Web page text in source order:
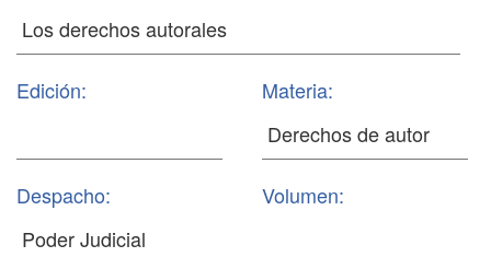
Edición: Materia:
Despacho: Volumen: